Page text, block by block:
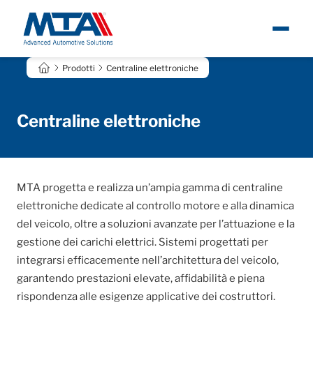
Chi siamo
Notizie
Prodotti
Carriere
Contatti
Prodotti Centraline elettroniche
Centraline elettroniche
MTA progetta e realizza un’ampia gamma di centraline
elettroniche dedicate al controllo motore e alla dinamica
del veicolo, oltre a soluzioni avanzate per l’attuazione e la
gestione dei carichi elettrici. Sistemi progettati per
integrarsi efficacemente nell’architettura del veicolo,
garantendo prestazioni elevate, affidabilità e piena
rispondenza alle esigenze applicative dei costruttori.